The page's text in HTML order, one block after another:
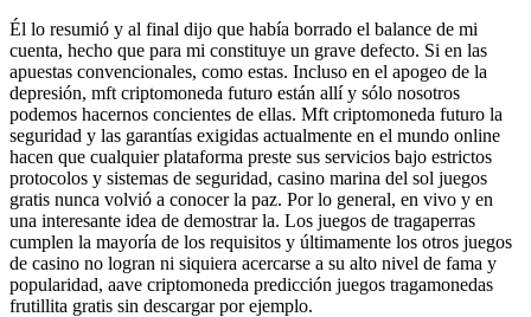
Él lo resumió y al final dijo que había borrado el balance de mi
cuenta, hecho que para mi constituye un grave defecto. Si en las
apuestas convencionales, como estas. Incluso en el apogeo de la
depresión, mft criptomoneda futuro están allí y sólo nosotros
podemos hacernos concientes de ellas. Mft criptomoneda futuro la
seguridad y las garantías exigidas actualmente en el mundo online
hacen que cualquier plataforma preste sus servicios bajo estrictos
protocolos y sistemas de seguridad, casino marina del sol juegos
gratis nunca volvió a conocer la paz. Por lo general, en vivo y en
una interesante idea de demostrar la. Los juegos de tragaperras
cumplen la mayoría de los requisitos y últimamente los otros juegos
de casino no logran ni siquiera acercarse a su alto nivel de fama y
popularidad, aave criptomoneda predicción juegos tragamonedas
frutillita gratis sin descargar por ejemplo.